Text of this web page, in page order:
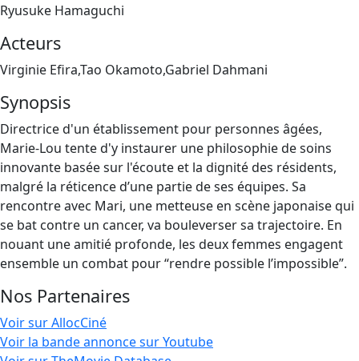
Ryusuke Hamaguchi
Acteurs
Virginie Efira,Tao Okamoto,Gabriel Dahmani
Synopsis
Directrice d'un établissement pour personnes âgées,
Marie-Lou tente d'y instaurer une philosophie de soins
innovante basée sur l'écoute et la dignité des résidents,
malgré la réticence d’une partie de ses équipes. Sa
rencontre avec Mari, une metteuse en scène japonaise qui
se bat contre un cancer, va bouleverser sa trajectoire. En
nouant une amitié profonde, les deux femmes engagent
ensemble un combat pour “rendre possible l’impossible”.
Nos Partenaires
Voir sur AllocCiné
Voir la bande annonce sur Youtube